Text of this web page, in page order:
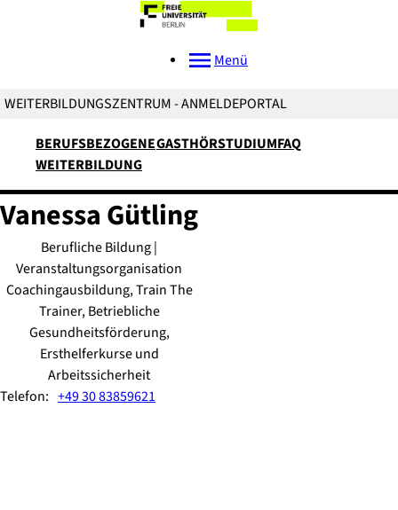
Menü
WEITERBILDUNGSZENTRUM - ANMELDEPORTAL
BERUFSBEZOGENE
WEITERBILDUNG
GASTHÖRSTUDIUMFAQ
VanessaGütling
Berufliche Bildung |
Veranstaltungsorganisation
Coachingausbildung, Train The
Trainer, Betriebliche
Gesundheitsförderung,
Ersthelferkurse und
Arbeitssicherheit
Telefon: +49 30 83859621